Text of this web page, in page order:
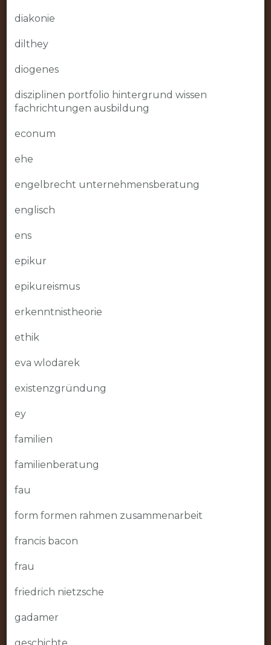
diakonie
dilthey
diogenes
disziplinen portfolio hintergrund wissen
fachrichtungen ausbildung
econum
ehe
engelbrecht unternehmensberatung
englisch
ens
epikur
epikureismus
erkenntnistheorie
ethik
eva wlodarek
existenzgründung
ey
familien
familienberatung
fau
form formen rahmen zusammenarbeit
francis bacon
frau
friedrich nietzsche
gadamer